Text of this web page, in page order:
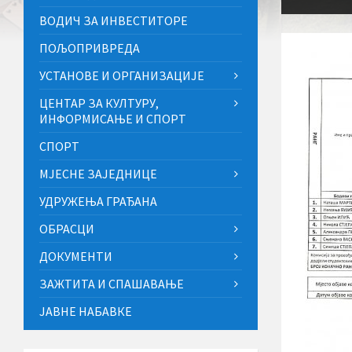
ВОДИЧ ЗА ИНВЕСТИТОРЕ
ПОЉОПРИВРЕДА
УСТАНОВЕ И ОРГАНИЗАЦИЈЕ
ЦЕНТАР ЗА КУЛТУРУ,
ИНФОРМИСАЊЕ И СПОРТ
СПОРТ
МЈЕСНЕ ЗАЈЕДНИЦЕ
УДРУЖЕЊА ГРАЂАНА
ОБРАСЦИ
ДОКУМЕНТИ
ЗАЖТИТА И СПАШАВАЊЕ
ЈАВНЕ НАБАВКЕ